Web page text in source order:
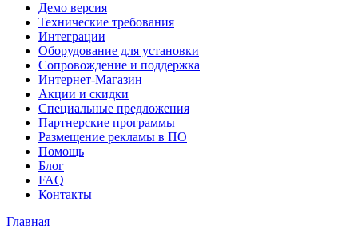
Демо версия
Технические требования
Интеграции
Оборудование для установки
Сопровождение и поддержка
Интернет-Магазин
Акции и скидки
Специальные предложения
Партнерские программы
Размещение рекламы в ПО
Помощь
Блог
FAQ
Контакты
Главная